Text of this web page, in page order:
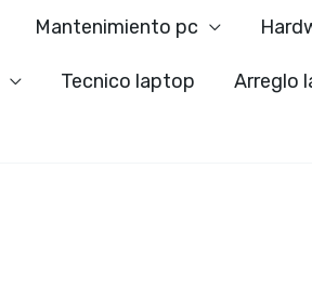
Mantenimiento pc
Tecnico laptop Arreglo